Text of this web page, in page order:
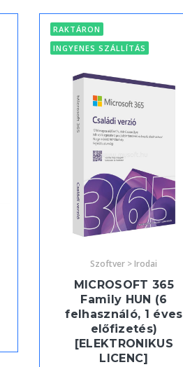
RAKTÁRON
INGYENES SZÁLLÍTÁS
Szoftver > Irodai
MICROSOFT 365
Family HUN (6
felhasználó, 1 éves
előfizetés)
[ELEKTRONIKUS
LICENC]